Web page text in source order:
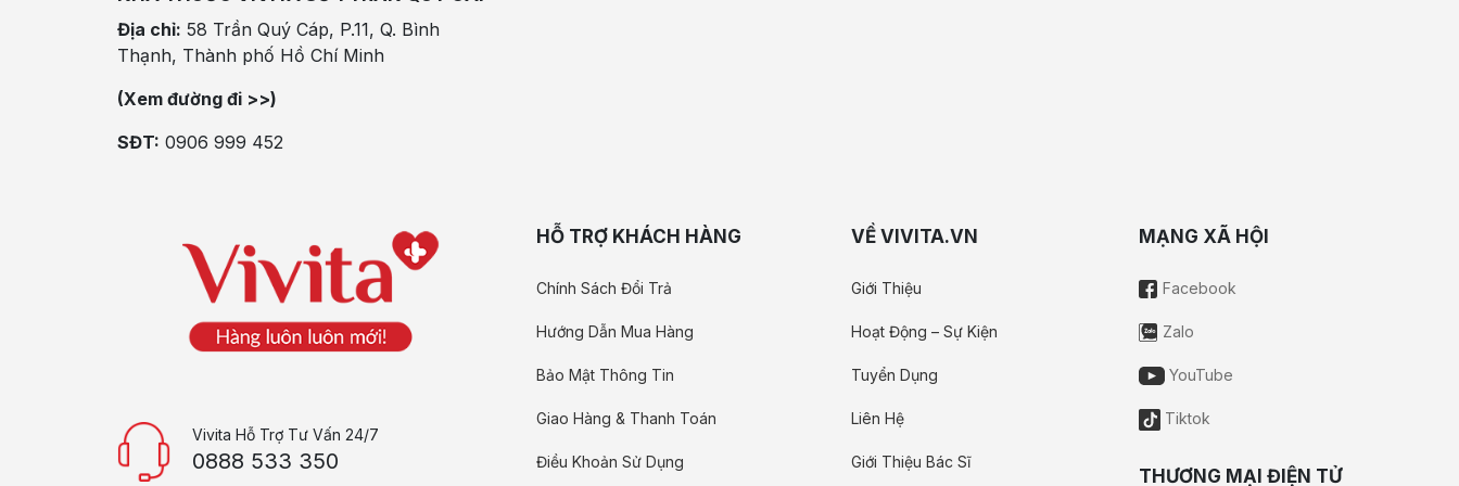
Địa chỉ: 58 Trần Quý Cáp, P.11, Q. Bình
Thạnh, Thành phố Hồ Chí Minh
(Xem đường đi >>)
SĐT: 0906 999 452
Vivita Hỗ Trợ Tư Vấn 24/7
0888 533 350
HỖ TRỢ KHÁCH HÀNG
Chính Sách Đổi Trả
Hướng Dẫn Mua Hàng
Bảo Mật Thông Tin
Giao Hàng & Thanh Toán
Điều Khoản Sử Dụng
VỀ VIVITA.VN
Giới Thiệu
Hoạt Động – Sự Kiện
Tuyển Dụng
Liên Hệ
Giới Thiệu Bác Sĩ
MẠNG XÃ HỘI
Facebook
Zalo
YouTube
Tiktok
THƯƠNG MẠI ĐIỆN TỬ